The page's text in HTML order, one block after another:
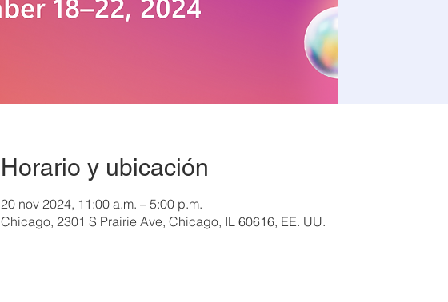
Horario y ubicación
20 nov 2024, 11:00 a.m. – 5:00 p.m.
Chicago, 2301 S Prairie Ave, Chicago, IL 60616, EE. UU.